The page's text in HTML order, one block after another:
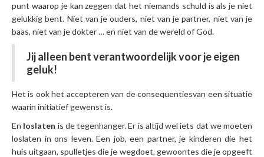
punt waarop je kan zeggen dat het niemands schuld is als je niet
gelukkig bent. Niet van je ouders, niet van je partner, niet van je
baas, niet van je dokter … en niet van de wereld of God.
Jij alleen bent verantwoordelijk voor je eigen
geluk!
Het is ook het accepteren van de consequentiesvan een situatie
waarin initiatief gewenst is.
En loslaten is de tegenhanger. Er is altijd wel iets dat we moeten
loslaten in ons leven. Een job, een partner, je kinderen die het
huis uitgaan, spulletjes die je wegdoet, gewoontes die je opgeeft